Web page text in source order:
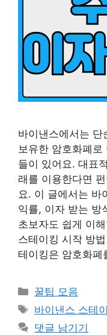
바이낸스에서는
보유한 암호화폐
들이 있어요. 대표
래를 이용한다면
요. 이 글에서는 바
익률, 이자 받는 방
초보자도 쉽게 이
스테이킹 시작 방
테이킹은 암호화폐
카
테
고
꿀팁 모음
태
그
바이낸스 스테
댓글 남기기